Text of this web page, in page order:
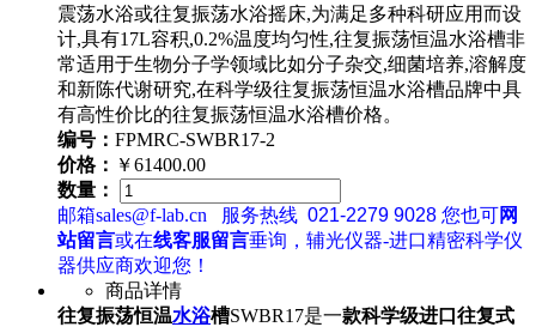
震荡水浴或往复振荡水浴摇床,为满足多种科研应用而设
计,具有17L容积,0.2%温度均匀性,往复振荡恒温水浴槽非
常适用于生物分子学领域比如分子杂交,细菌培养,溶解度
和新陈代谢研究,在科学级往复振荡恒温水浴槽品牌中具
有高性价比的往复振荡恒温水浴槽价格。
编号： FPMRC-SWBR17-2
价格： ￥61400.00
数量：
邮箱sales@f-lab.cn
服务热线 021-2279 9028 您也可网
站留言或在线客服留言垂询，辅光仪器-进口精密科学仪
器供应商欢迎您！
商品详情
往复振荡恒温水浴槽SWBR17是一款科学级进口往复式